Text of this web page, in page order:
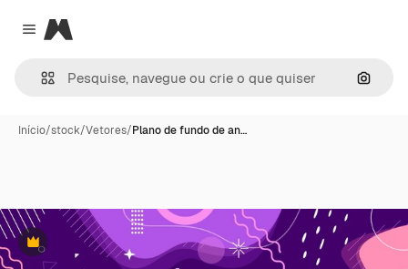
Close menu
Magnific
Início/stock/Vetores/Plano de fundo de an…
Premium